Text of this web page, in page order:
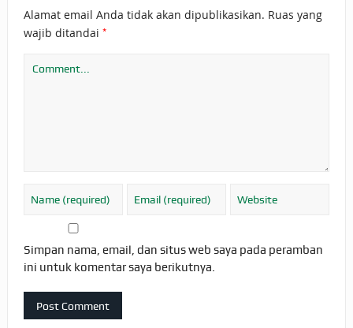
Alamat email Anda tidak akan dipublikasikan. Ruas yang
wajib ditandai *
Simpan nama, email, dan situs web saya pada peramban
ini untuk komentar saya berikutnya.